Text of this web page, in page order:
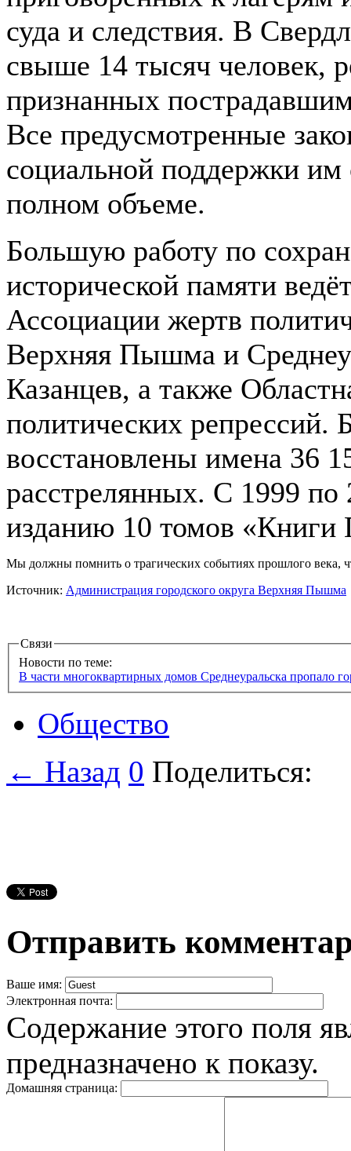
суда и следствия. В
свыше 14 тысяч человек,
признанных
Все предусмотренные
социальной поддержки им
полном объеме.
Большую работу по
исторической памяти
Ассоциации жертв
Верхняя Пышма и
Казанцев, а также
политических репрессий.
восстановлены имена 36
расстрелянных. С 1999 по
изданию 10 томов «Книги
Мы должны помнить о трагических событиях прошлого века,
Источник: Администрация городского округа Верхняя Пышма
Связи
Новости по теме:
В части многоквартирных домов Среднеуральска пропало
Общество
← Назад 0 Поделиться:
Отправить
Ваше имя:
Электронная почта:
Содержание этого поля
предназначено к показу.
Домашняя страница: